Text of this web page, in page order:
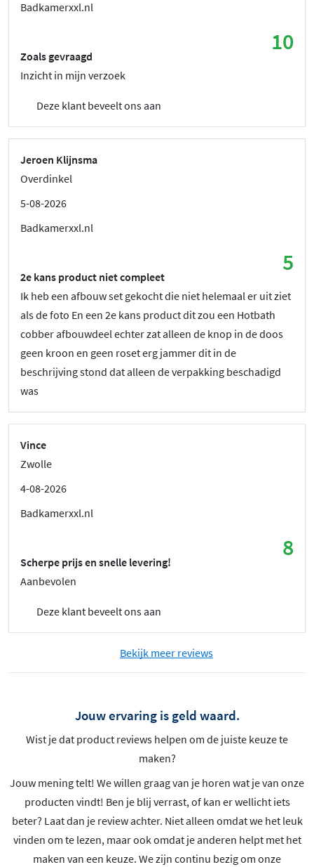
Badkamerxxl.nl
10
Zoals gevraagd
Inzicht in mijn verzoek
Deze klant beveelt ons aan
Jeroen Klijnsma
Overdinkel
5-08-2026
Badkamerxxl.nl
5
2e kans product niet compleet
Ik heb een afbouw set gekocht die niet helemaal er uit ziet
als de foto En een 2e kans product dit zou een Hotbath
cobber afbouwdeel echter zat alleen de knop in de doos
geen kroon en geen roset erg jammer dit in de
beschrijving stond dat alleen de verpakking beschadigd
was
Vince
Zwolle
4-08-2026
Badkamerxxl.nl
8
Scherpe prijs en snelle levering!
Aanbevolen
Deze klant beveelt ons aan
Bekijk meer reviews
Jouw ervaring is geld waard.
Wist je dat product reviews helpen om de juiste keuze te
maken?
Jouw mening telt! We willen graag van je horen wat je van onze
producten vindt! Ben je blij verrast, of kan er wellicht iets
beter? Laat dan je review achter. Niet alleen omdat we het leuk
vinden om te lezen, maar ook omdat je anderen helpt met het
maken van een keuze. We zijn continu bezig om onze